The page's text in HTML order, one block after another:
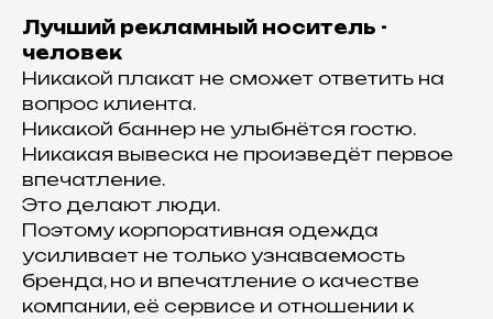
Лучший рекламный носитель -
человек
Никакой плакат не сможет ответить на
вопрос клиента.
Никакой баннер не улыбнётся гостю.
Никакая вывеска не произведёт первое
впечатление.
Это делают люди.
Поэтому корпоративная одежда
усиливает не только узнаваемость
бренда, но и впечатление о качестве
компании, её сервисе и отношении к